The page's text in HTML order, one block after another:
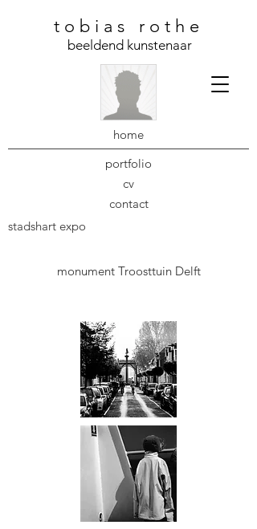
t o b i a s r o t h e
beeldend kunstenaar
home
cv
portfolio
contact
monument Troosttuin Delft
stadshart expo